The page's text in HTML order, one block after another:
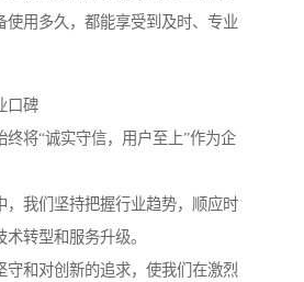
使用多久，都能享受到及时、专业
口碑
终将“诚实守信，用户至上”作为企
，我们坚持把握行业趋势，顺应时
转型和服务升级。
守和对创新的追求，使我们在激烈